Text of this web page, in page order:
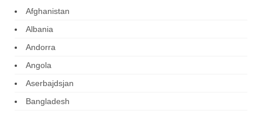
Afghanistan
Albania
Andorra
Angola
Aserbajdsjan
Bangladesh